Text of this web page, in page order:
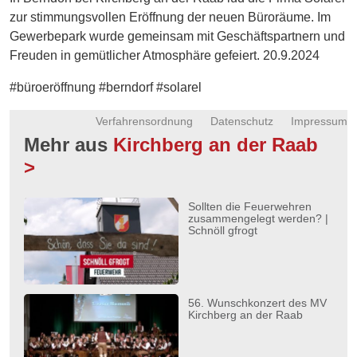
Energie
Schnöll
gfrogt
zur stimmungsvollen Eröffnung der neuen Büroräume. Im
Gewerbepark wurde gemeinsam mit Geschäftspartnern und
Freuden in gemütlicher Atmosphäre gefeiert. 20.9.2024
#büroeröffnung #berndorf #solarel
Impressum
Datenschutz
Verfahrensordnung
Mehr aus Kirchberg an der Raab
>
Sollten die Feuerwehren
zusammengelegt werden? |
Schnöll gfrogt
56. Wunschkonzert des MV
Kirchberg an der Raab